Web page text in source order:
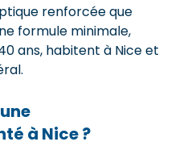
renforcée que
formule minimale,
ans, habitent à Nice et
à Nice ?